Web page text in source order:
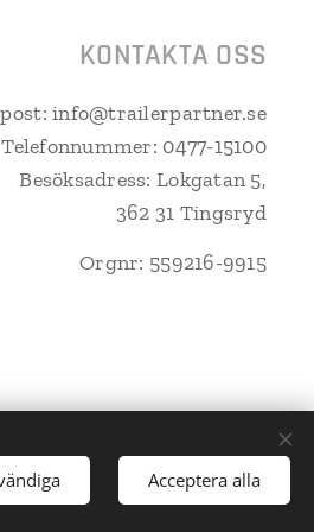
KONTAKTA OSS
info@trailerpartner.se
Telefonnummer: 0477-15100
Besöksadress: Lokgatan 5,
362 31 Tingsryd
Orgnr: 559216-9915
Acceptera alla